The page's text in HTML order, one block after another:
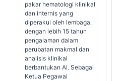
pakar hematologi klinikal
dan internis yang
diperakui oleh lembaga,
dengan lebih 15 tahun
pengalaman dalam
perubatan makmal dan
analisis klinikal
berbantukan AI. Sebagai
Ketua Pegawai